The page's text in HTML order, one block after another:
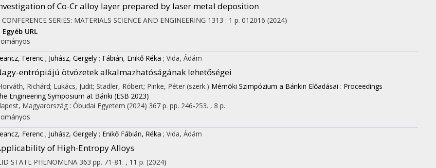
of Co-Cr alloy layer prepared by laser metal deposition
CONFERENCE SERIES: MATERIALS SCIENCE AND ENGINEERING 1313 : 1 p. 012016 (2024)
Egyéb URL
Ferenc ; Juhász, Gergely ; Fábián, Enikő Réka ; Vida, Ádám
entrópiájú ötvözetek alkalmazhatóságának lehetőségei
Richárd; Lukács, Judit; Stadler, Róbert; Pinke, Péter (szerk.) Mérnöki Szimpózium a Bánkin Előadásai : Proceedings
Engineering Symposium at Bánki (ESB 2023)
Magyarország : Óbudai Egyetem (2024) 367 p. pp. 246-253. , 8 p.
Ferenc ; Juhász, Gergely ; Enikő Fábián, Réka ; Vida, Ádám
of High-Entropy Alloys
STATE PHENOMENA 363 pp. 71-81. , 11 p. (2024)